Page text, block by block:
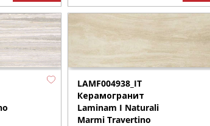
LAMF004938_IT
Керамогранит
Laminam I Naturali
Marmi Travertino